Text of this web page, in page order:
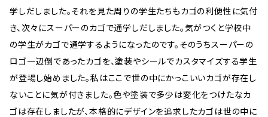
学しだしました。それを見た周りの学生たちもカゴの利便性に気付
き、次々にスーパーのカゴで通学しだしました。気がつくと学校中
の学生がカゴで通学するようになったのです。そのうちスーパーの
ロゴ一辺倒であったカゴを、塗装やシールでカスタマイズする学生
が登場し始めました。私はここで世の中にかっこいいカゴが存在し
ないことに気が付きました。色や塗装で多少は変化をつけたなカ
ゴは存在しましたが、本格的にデザインを追求したカゴは世の中に